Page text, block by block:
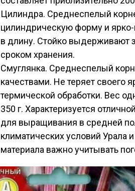
Цилиндра. Среднеспелый
цилиндрическую форму и
в длину. Стойко выдерживают
сроком хранения.
Смуглянка. Среднеспелый
качествами. Не теряет своего
термической обработки. Вес
350 г. Характеризуется
для выращивания в средней
климатических условий Урала
материала важно учитывать